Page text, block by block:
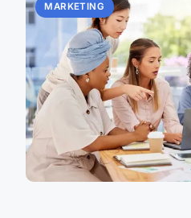
MARKETING